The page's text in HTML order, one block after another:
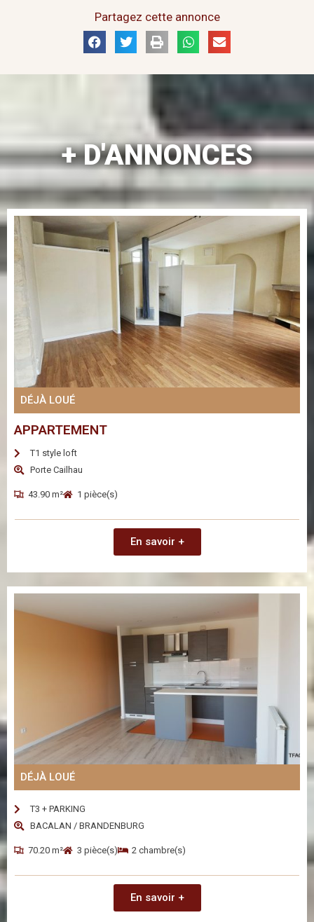
Partagez cette annonce
+ D'ANNONCES
DÉJÀ LOUÉ
APPARTEMENT
T1 style loft
Porte Cailhau
43.90 m² 1 pièce(s)
En savoir +
DÉJÀ LOUÉ
T3 + PARKING
BACALAN / BRANDENBURG
70.20 m² 3 pièce(s) 2 chambre(s)
En savoir +